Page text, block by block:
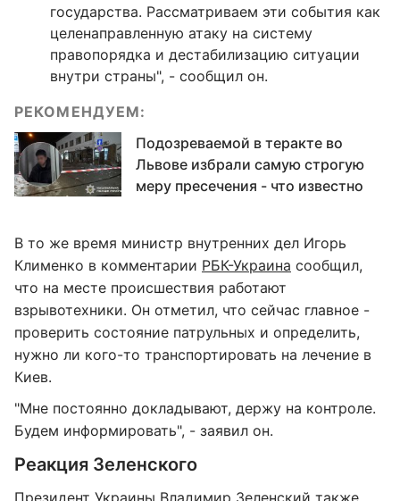
государства. Рассматриваем эти события как
целенаправленную атаку на систему
правопорядка и дестабилизацию ситуации
внутри страны", - сообщил он.
РЕКОМЕНДУЕМ:
Подозреваемой в теракте во
Львове избрали самую строгую
меру пресечения - что известно
В то же время министр внутренних дел Игорь
Клименко в комментарии РБК-Украина сообщил,
что на месте происшествия работают
взрывотехники. Он отметил, что сейчас главное -
проверить состояние патрульных и определить,
нужно ли кого-то транспортировать на лечение в
Киев.
"Мне постоянно докладывают, держу на контроле.
Будем информировать", - заявил он.
Реакция Зеленского
Президент Украины Владимир Зеленский также